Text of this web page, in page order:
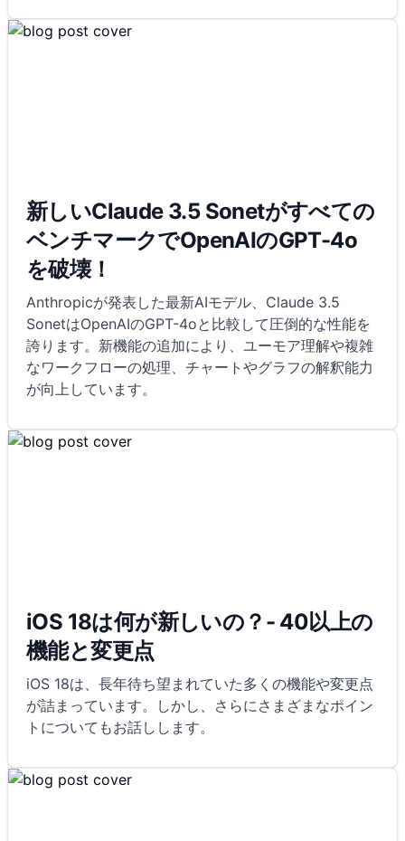
新しいClaude 3.5 Sonetがすべての
ベンチマークでOpenAIのGPT-4o
を破壊！
Anthropicが発表した最新AIモデル、Claude 3.5
SonetはOpenAIのGPT-4oと比較して圧倒的な性能を
誇ります。新機能の追加により、ユーモア理解や複雑
なワークフローの処理、チャートやグラフの解釈能力
が向上しています。
iOS 18は何が新しいの？- 40以上の
機能と変更点
iOS 18は、長年待ち望まれていた多くの機能や変更点
が詰まっています。しかし、さらにさまざまなポイン
トについてもお話しします。